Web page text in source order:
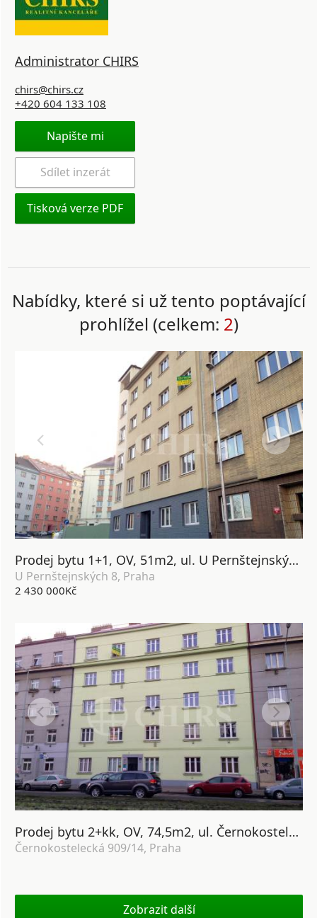
Administrator CHIRS
chirs@chirs.cz
+420 604 133 108
Napište mi
Sdílet inzerát
Tisková verze PDF
Nabídky, které si už tento poptávající
prohlížel (celkem: 2)
Prodej bytu 1+1, OV, 51m2, ul. U Pernštejnských 1379/8, Praha 4
U Pernštejnských 8, Praha
2 430 000Kč
Prodej bytu 2+kk, OV, 74,5m2, ul. Černokostelecká, Praha 10 Strašnice
Černokostelecká 909/14, Praha
Zobrazit další